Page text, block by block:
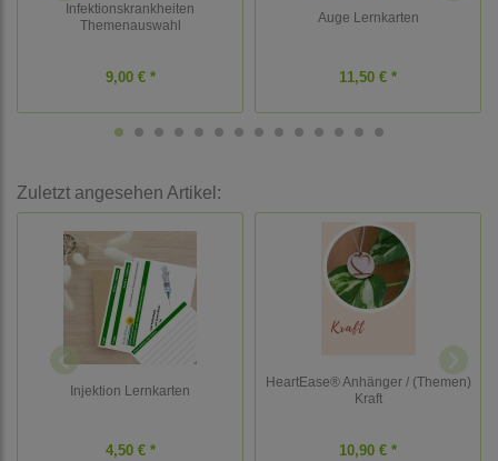
Infektionskrankheiten
Themenauswahl
9,00 € *
Auge Lernkarten
11,50 € *
Zuletzt angesehen Artikel:
Injektion Lernkarten
4,50 € *
HeartEase® Anhänger / (Themen)
Kraft
10,90 € *